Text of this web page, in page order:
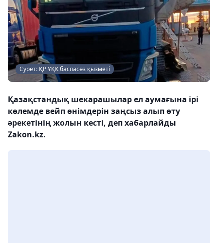
Сурет: ҚР ҰҚК баспасөз қызметі
Қазақстандық шекарашылар ел аумағына ірі
көлемде вейп өнімдерін заңсыз алып өту
әрекетінің жолын кесті, деп хабарлайды
Zakon.kz.